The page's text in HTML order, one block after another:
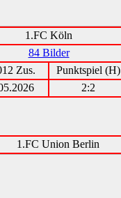
1.FC Köln
84 Bilder
Zus.
Punktspiel (H)
2:2
1.FC Union Berlin